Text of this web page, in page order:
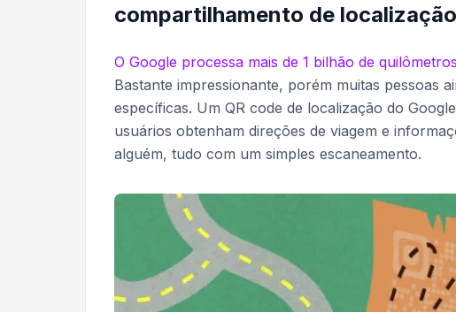
compartilhamento de localização
O Google processa mais de 1 bilhão de
Bastante impressionante, porém muitas pessoas
específicas. Um QR code de localização do
usuários obtenham direções de viagem e
alguém, tudo com um simples escaneamento.